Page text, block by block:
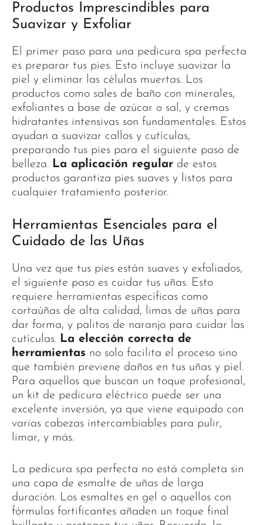
Productos Imprescindibles para
Suavizar y Exfoliar
El primer paso para una pedicura spa perfecta
es preparar tus pies. Esto incluye suavizar la
piel y eliminar las células muertas. Los
productos como sales de baño con minerales,
exfoliantes a base de azúcar o sal, y cremas
hidratantes intensivas son fundamentales. Estos
ayudan a suavizar callos y cutículas,
preparando tus pies para el siguiente paso de
belleza. La aplicación regular de estos
productos garantiza pies suaves y listos para
cualquier tratamiento posterior.
Herramientas Esenciales para el
Cuidado de las Uñas
Una vez que tus pies están suaves y exfoliados,
el siguiente paso es cuidar tus uñas. Esto
requiere herramientas específicas como
cortaúñas de alta calidad, limas de uñas para
dar forma, y palitos de naranjo para cuidar las
cutículas. La elección correcta de
herramientas no solo facilita el proceso sino
que también previene daños en tus uñas y piel.
Para aquellos que buscan un toque profesional,
un kit de pedicura eléctrico puede ser una
excelente inversión, ya que viene equipado con
varias cabezas intercambiables para pulir,
limar, y más.
La pedicura spa perfecta no está completa sin
una capa de esmalte de uñas de larga
duración. Los esmaltes en gel o aquellos con
fórmulas fortificantes añaden un toque final